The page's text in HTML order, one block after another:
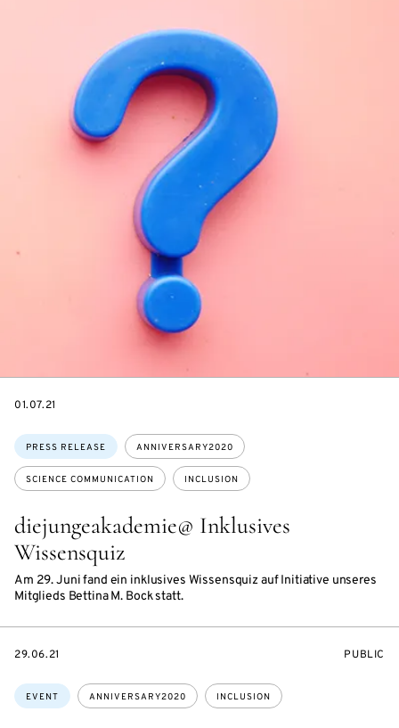
diejungeakademie@ Inklusives
Wissensquiz
Am 29. Juni fand ein inklusives Wissensquiz auf Initiative unseres
Mitglieds Bettina M. Bock statt.
Topics:
PRESS RELEASE ANNIVERSARY2020
SCIENCE COMMUNICATION INCLUSION
DATE
01.07.21
Topics:
EVENT ANNIVERSARY2020 INCLUSION
STARTS
29.06.21
EVENT
PUBLIC